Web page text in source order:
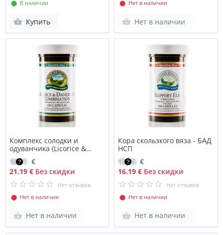
⬤ В наличии
Купить
⬤ Нет в наличии
Нет в наличии
Комплекс солодки и
одуванчика (Licorice &
Dandelion Combination)
18.01 €
21.19 €Без скидки
Нет отзывов
⬤ Нет в наличии
Нет в наличии
Кора скользкого вяза - БАД
НСП
13.76 €
16.19 € Без скидки
Нет отзывов
⬤ Нет в наличии
Нет в наличии